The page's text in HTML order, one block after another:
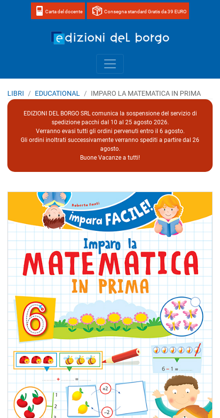
Carta del docente Consegna standard Gratis da 39 EURO
LIBRI EDUCATIONAL IMPARO LA MATEMATICA IN PRIMA
EDIZIONI DEL BORGO SRL comunica la sospensione del servizio di
spedizione pacchi dal 10 al 25 agosto 2026.
Verranno evasi tutti gli ordini pervenuti entro il 6 agosto.
Gli ordini inoltrati successivamente verranno spediti a partire dal 26
agosto.
Buone Vacanze a tutti!